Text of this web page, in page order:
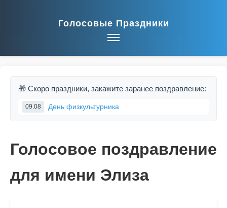
Голосовые Праздники
🎁 Скоро праздники, закажите заранее поздравление:
09.08 День физкультурника
Голосовое поздравление
для имени Элиза